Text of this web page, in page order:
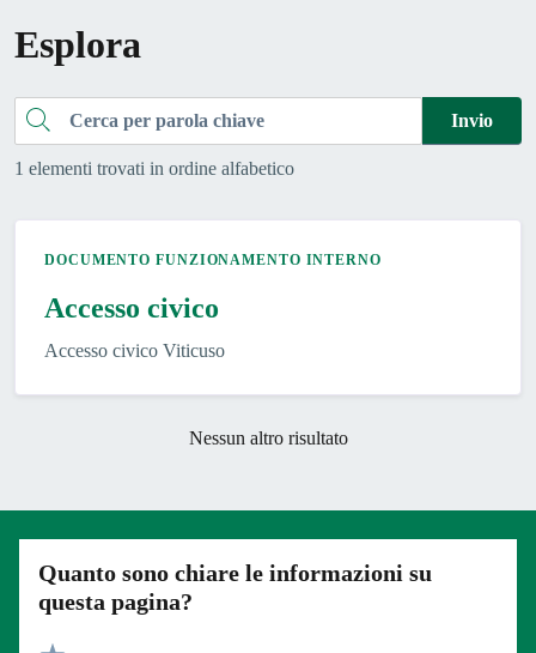
Esplora
Cerca Invio
1 elementi trovati in ordine alfabetico
DOCUMENTO FUNZIONAMENTO INTERNO
Accesso civico
Accesso civico Viticuso
Nessun altro risultato
Quanto sono chiare le informazioni su
questa pagina?